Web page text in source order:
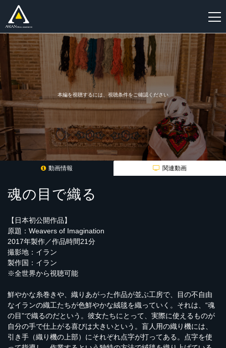
本編を視聴するには、視聴条件をご確認ください
動画情報 関連動画
魂の目で織る
【日本初公開作品】
原題：Weavers of Imagination
2017年製作／作品時間21分
撮影地：イラン
製作国：イラン
※全世界から視聴可能
鮮やかな糸巻きや、織りあがった作品が並ぶ工房で、目の不自由
なイランの織工たちが色鮮やかな絨毯を織っていく。それは、“魂
の目”で織るのだという。彼女たちにとって、実際に使えるものが
自分の手で仕上がる喜びは大きいという。盲人用の織り機には、
引き手（織り機の上部）にそれぞれ点字が打ってある。点字を使